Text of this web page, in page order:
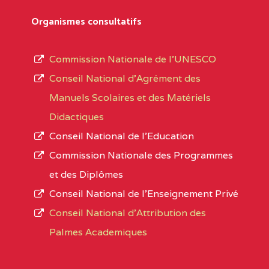
Noms
Localité
Région Noms
ADAMAOUA
INSTITUT POLYVALENT
PINTADES BP :
ADAMAOUA
COLLEGE PRIVE LAIC
L’offre d’éducation del’Enseignement
d’immatriculation du mois de septembre
suit :
1950 établissements publics
895 CES dont 86 Bilingues
1055 Lycées dont 351 Bilingues
72 établissements avec section bilingue
1358 établissements privés
Organismes consultatifs
Commission Nationale de l’UNESCO
Conseil National d’Agrément des
Manuels Scolaires et des Matériels
Didactiques
Conseil National de l’Education
Commission Nationale des Programmes
et des Diplômes
Conseil National de l’Enseignement Privé
Conseil National d'Attribution des
Palmes Academiques